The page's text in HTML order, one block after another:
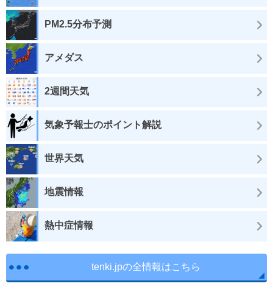
PM2.5分布予測
アメダス
2週間天気
気象予報士のポイント解説
世界天気
地震情報
熱中症情報
tenki.jpの全情報はこちら